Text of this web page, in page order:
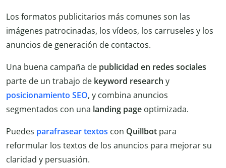
Los formatos publicitarios más comunes son las
imágenes patrocinadas, los vídeos, los carruseles y los
anuncios de generación de contactos.
Una buena campaña de publicidad en redes sociales
parte de un trabajo de keyword research y
posicionamiento SEO, y combina anuncios
segmentados con una landing page optimizada.
Puedes parafrasear textos con Quillbot para
reformular los textos de los anuncios para mejorar su
claridad y persuasión.